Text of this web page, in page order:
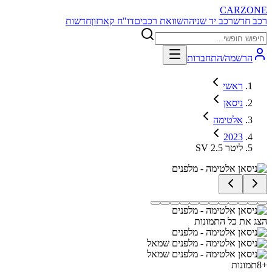
CARZONE
רכב חדשרכב יד שניההשוואת רכביםדו"ח קארזוןחדשות
הרשמה/התחברות
ראשי
ניסאן
אלטימה
2023
SV 2.5 ליטר
הצג את כל התמונות
+
8תמונות